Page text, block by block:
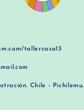
tallercasa13
Chile - Pichilemu.